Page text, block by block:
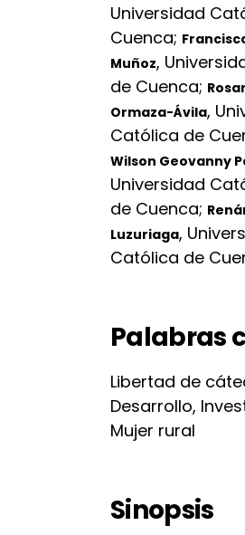
Universidad
Cuenca;
Muñoz,
de Cuenca;
Ormaza-Ávila,
Católica de
Wilson Geovanny
Universidad
de Cuenca;
Luzuriaga,
Católica de
Palabras
Libertad de
Desarrollo,
Mujer rural
Sinopsis